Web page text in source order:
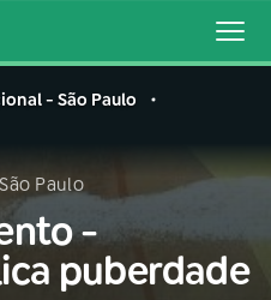
- São Paulo
Paulo
-
puberdade